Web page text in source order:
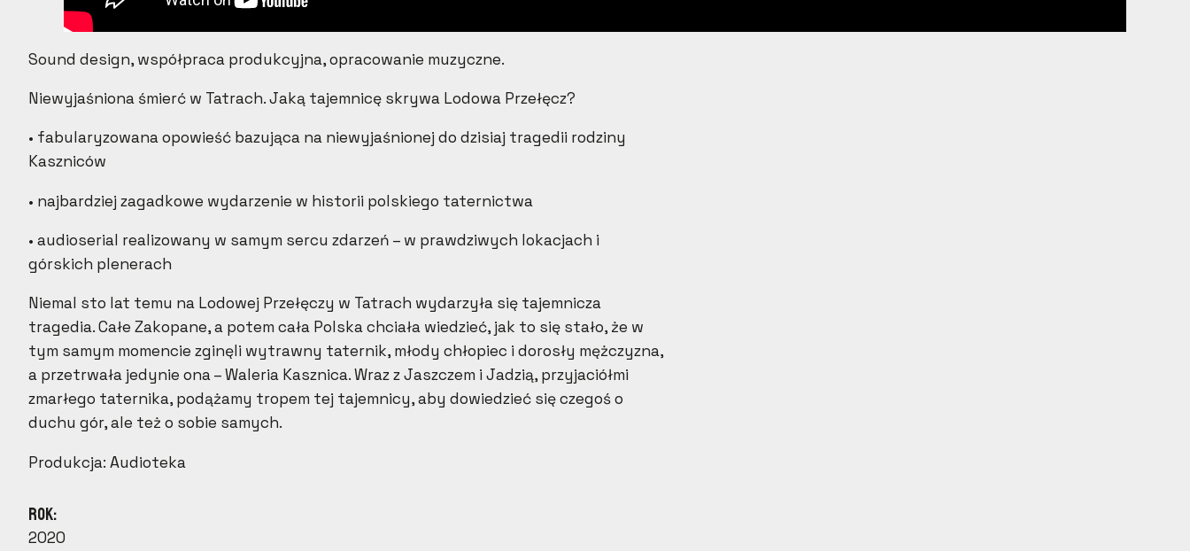
Sound design, współpraca produkcyjna, opracowanie muzyczne.
Niewyjaśniona śmierć w Tatrach. Jaką tajemnicę skrywa Lodowa Przełęcz?
• fabularyzowana opowieść bazująca na niewyjaśnionej do dzisiaj tragedii rodziny
Kaszniców
• najbardziej zagadkowe wydarzenie w historii polskiego taternictwa
• audioserial realizowany w samym sercu zdarzeń – w prawdziwych lokacjach i
górskich plenerach
Niemal sto lat temu na Lodowej Przełęczy w Tatrach wydarzyła się tajemnicza
tragedia. Całe Zakopane, a potem cała Polska chciała wiedzieć, jak to się stało, że w
tym samym momencie zginęli wytrawny taternik, młody chłopiec i dorosły mężczyzna,
a przetrwała jedynie ona – Waleria Kasznica. Wraz z Jaszczem i Jadzią, przyjaciółmi
zmarłego taternika, podążamy tropem tej tajemnicy, aby dowiedzieć się czegoś o
duchu gór, ale też o sobie samych.
Produkcja: Audioteka
Rok:
2020